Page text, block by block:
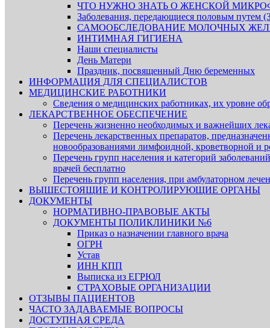
ЧТО НУЖНО ЗНАТЬ О ЖЕНСКОЙ
Заболевания, передающиеся половым путем
САМООБСЛЕДОВАНИЕ МОЛОЧНЫХ
ИНТИМНАЯ ГИГИЕНА
Наши специалисты
День Матери
Праздник, посвященный Дню беременных
ИНФОРМАЦИЯ ДЛЯ СПЕЦИАЛИСТОВ
МЕДИЦИНСКИЕ РАБОТНИКИ
Сведения о медицинских работниках, их уровне
ЛЕКАРСТВЕННОЕ ОБЕСПЕЧЕНИЕ
Перечень жизненно необходимых и важнейших
Перечень лекарственных препаратов,
новообразованиями лимфоидной, кроветворной и
Перечень групп населения и категорий
врачей бесплатно
Перечень групп населения, при амбулаторном
ВЫШЕСТОЯЩИЕ И КОНТРОЛИРУЮЩИЕ ОРГАНЫ
ДОКУМЕНТЫ
НОРМАТИВНО-ПРАВОВЫЕ АКТЫ
ДОКУМЕНТЫ ПОЛИКЛИНИКИ №6
Приказ о назначении главного врача
ОГРН
Устав
ИНН КПП
Выписка из ЕГРЮЛ
СТРАХОВЫЕ ОРГАНИЗАЦИИ
ОТЗЫВЫ ПАЦИЕНТОВ
ЧАСТО ЗАДАВАЕМЫЕ ВОПРОСЫ
ДОСТУПНАЯ СРЕДА